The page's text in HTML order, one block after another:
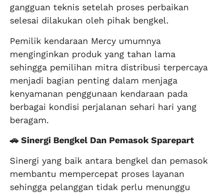
gangguan teknis setelah proses perbaikan
selesai dilakukan oleh pihak bengkel.
Pemilik kendaraan Mercy umumnya
menginginkan produk yang tahan lama
sehingga pemilihan mitra distribusi terpercaya
menjadi bagian penting dalam menjaga
kenyamanan penggunaan kendaraan pada
berbagai kondisi perjalanan sehari hari yang
beragam.
🚗 Sinergi Bengkel Dan Pemasok Sparepart
Sinergi yang baik antara bengkel dan pemasok
membantu mempercepat proses layanan
sehingga pelanggan tidak perlu menunggu